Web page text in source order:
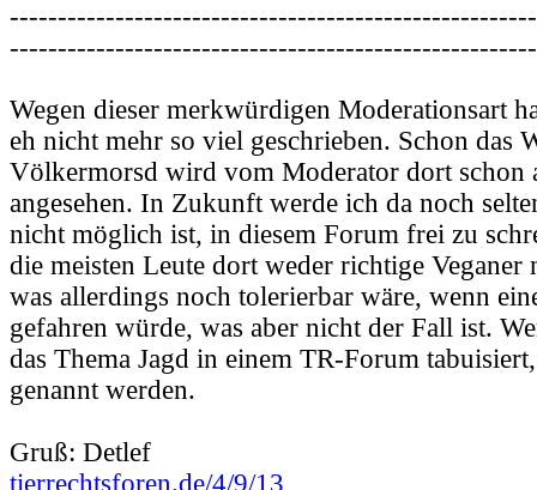
Wegen dieser merkwürdigen Moderationsart
eh nicht mehr so viel geschrieben. Schon das
Völkermorsd wird vom Moderator dort schon
angesehen. In Zukunft werde ich da noch
nicht möglich ist, in diesem Forum frei zu
die meisten Leute dort weder richtige Veganer
was allerdings noch tolerierbar wäre, wenn
gefahren würde, was aber nicht der Fall ist.
das Thema Jagd in einem TR-Forum
genannt werden.
Gruß: Detlef
tierrechtsforen.de/4/9/13